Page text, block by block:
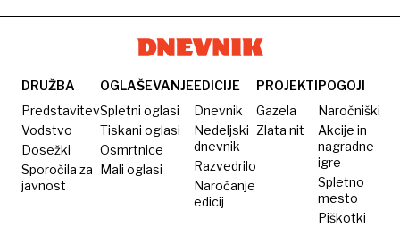
DRUŽBA
Predstavitev
Vodstvo
Dosežki
Sporočila za
javnost
OGLAŠEVANJE
Spletni oglasi
Tiskani oglasi
Osmrtnice
Mali oglasi
EDICIJE
Dnevnik
Nedeljski
dnevnik
Razvedrilo
Naročanje
edicij
PROJEKTI
Gazela
Zlata nit
POGOJI
Naročniški
Akcije in
nagradne
igre
Spletno
mesto
Piškotki